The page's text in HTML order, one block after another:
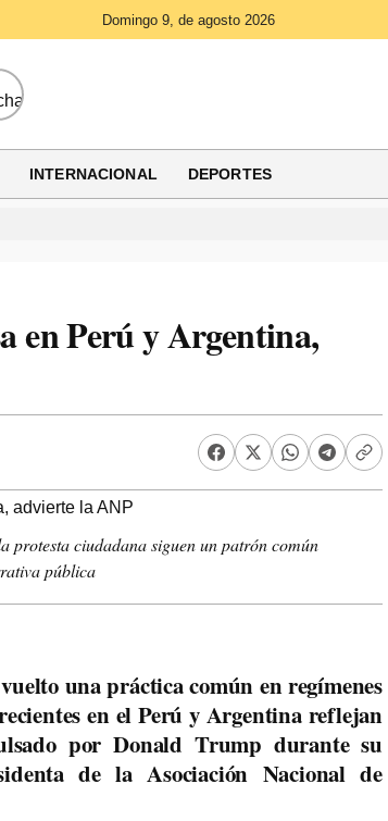
Domingo 9, de agosto 2026
INTERNACIONAL DEPORTES
en Perú y Argentina,
protesta ciudadana siguen un patrón común
pública
una práctica común en regímenes
en el Perú y Argentina reflejan
por Donald Trump durante su
de la Asociación Nacional de